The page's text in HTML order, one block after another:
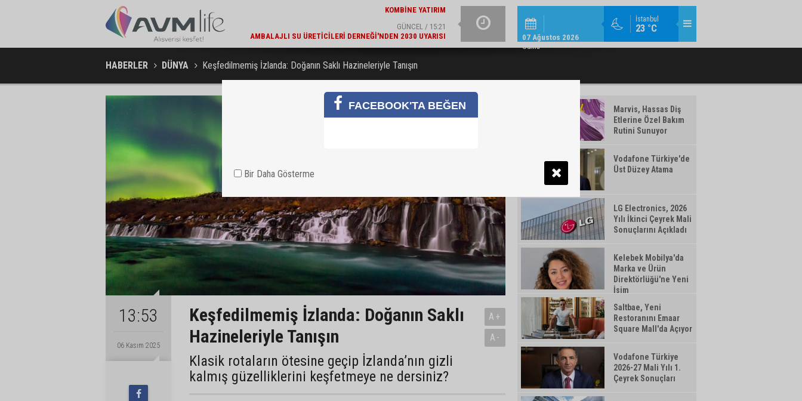
İstanbul
23 °C
07 Ağustos 2026
Cuma
EKONOMI / 15:45
KOÇ HOLDING'TEN YILIN İLK 6 AYINDA 1,7 MILYAR DOLARLIK
KOMBINE YATIRIM
AMBALAJLI SU ÜRETICILERI DERNEĞI'NDEN 2030 UYARISI
MODA / TREND / 14:18
YAZIN IŞILTISINI TAMAMLAYAN MAKYAJ ÜRÜNLERI WATSONS
TÜRK TELEKOM’DAN YILIN İLK
HABERLER DÜNYA Keşfedilmemiş İzlanda: Doğanın Saklı Hazineleriyle Tanışın
13:53
06 Kasım 2025
Keşfedilmemiş İzlanda: Doğanın Saklı
Hazineleriyle Tanışın
Klasik rotaların ötesine geçip İzlanda’nın gizli
kalmış güzelliklerini keşfetmeye ne dersiniz?
A+
A-
Marvis, Hassas Diş
Etlerine Özel Bakım
Rutini Sunuyor
Vodafone Türkiye'de
Üst Düzey Atama
LG Electronics, 2026
Yılı İkinci Çeyrek Mali
Sonuçlarını Açıkladı
Kelebek Mobilya'da
Marka ve Ürün
Direktörlüğü'ne Yeni
İsim
Saltbae, Yeni
Restoranını Emaar
Square Mall'da Açıyor
Vodafone Türkiye
2026-27 Mali Yılı 1.
Çeyrek Sonuçları
FACEBOOK'TA BEĞEN
Bir Daha Gösterme